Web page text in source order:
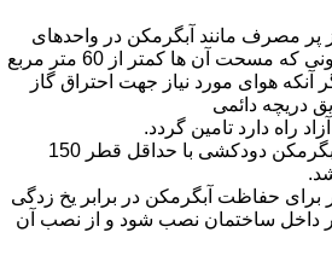
مصرف مانند آبگرمکن در واحدهای
مسکونی و غیر مسکونی که مسحت آن ها کمتر از 60 متر مربع
هوای مورد نیاز جهت احتراق گاز
دریچه دائمی
راه دارد تامین گردد.
در بالای محل نصب آبگرمکن دودکشی با حداقل قطر 150
حفاظت آبگرمکن در برابر یخ زدگی
داخل ساختمان نصب شود و از نصب آن